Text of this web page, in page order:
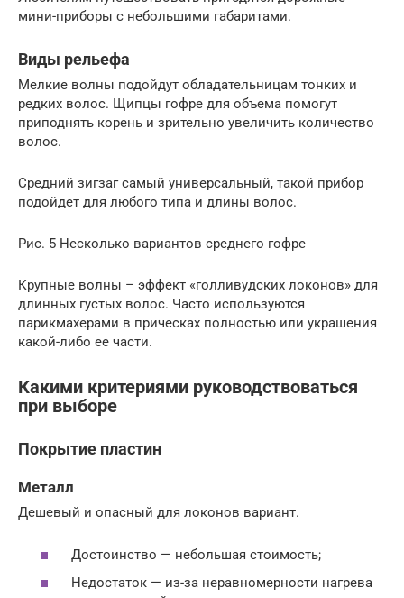
мини-приборы с небольшими габаритами.
Виды рельефа
Мелкие волны подойдут обладательницам тонких и
редких волос. Щипцы гофре для объема помогут
приподнять корень и зрительно увеличить количество
волос.
Средний зигзаг самый универсальный, такой прибор
подойдет для любого типа и длины волос.
Рис. 5 Несколько вариантов среднего гофре
Крупные волны – эффект «голливудских локонов» для
длинных густых волос. Часто используются
парикмахерами в прическах полностью или украшения
какой-либо ее части.
Какими критериями руководствоваться
при выборе
Покрытие пластин
Металл
Дешевый и опасный для локонов вариант.
Достоинство — небольшая стоимость;
Недостаток — из-за неравномерности нагрева